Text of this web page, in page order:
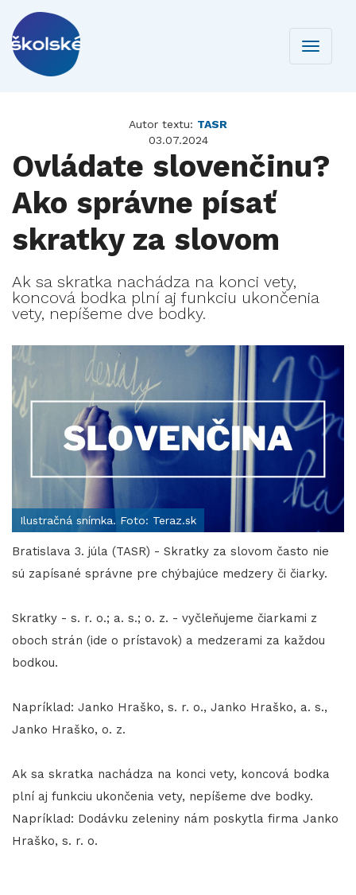
Toggle
Autor textu: TASR
03.07.2024
Ovládate slovenčinu?
Ako správne písať
skratky za slovom
Ak sa skratka nachádza na konci vety,
koncová bodka plní aj funkciu ukončenia
vety, nepíšeme dve bodky.
Ilustračná snímka. Foto: Teraz.sk
Bratislava 3. júla (TASR) - Skratky za slovom často nie
sú zapísané správne pre chýbajúce medzery či čiarky.
Skratky - s. r. o.; a. s.; o. z. - vyčleňujeme čiarkami z
oboch strán (ide o prístavok) a medzerami za každou
bodkou.
Napríklad: Janko Hraško, s. r. o., Janko Hraško, a. s.,
Janko Hraško, o. z.
​​​​​​​Ak sa skratka nachádza na konci vety, koncová bodka
plní aj funkciu ukončenia vety, nepíšeme dve bodky.
Napríklad: Dodávku zeleniny nám poskytla firma Janko
Hraško, s. r. o.